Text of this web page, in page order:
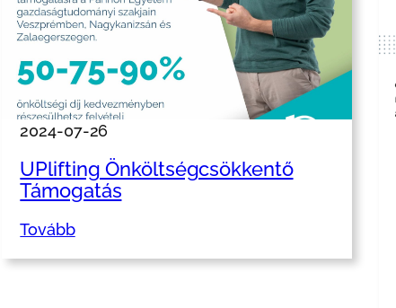
2024-07-26
UPlifting Önköltségcsökkentő
Támogatás
Tovább